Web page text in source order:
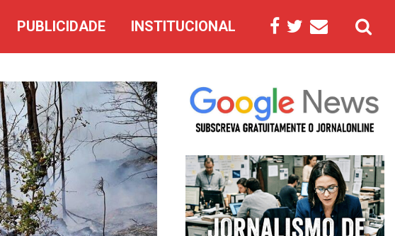
PUBLICIDADE INSTITUCIONAL